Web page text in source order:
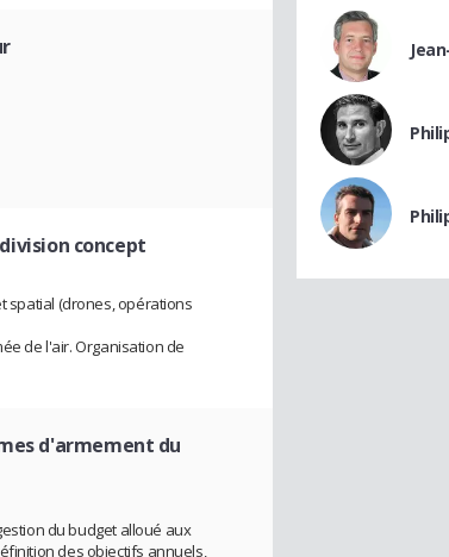
concept
spatial (drones, opérations
de l'air. Organisation de
d'armement du
du budget alloué aux
des objectifs annuels,